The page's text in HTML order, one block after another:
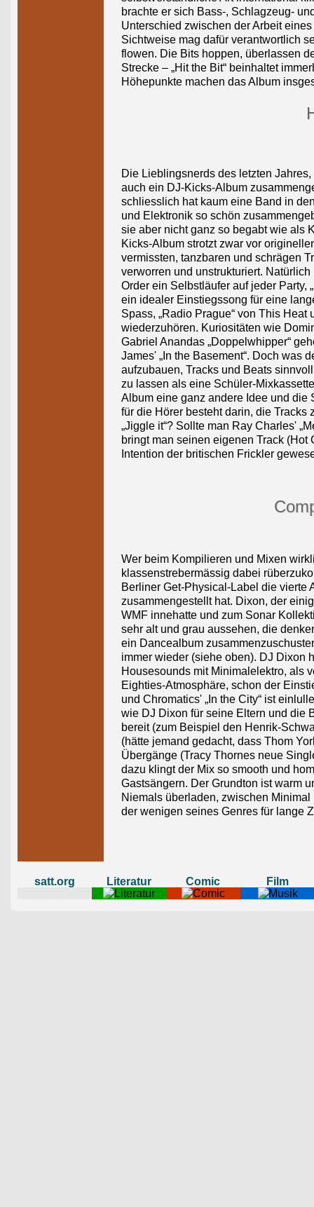
brachte er sich Bass-, Schlagzeug-
Unterschied zwischen der Arbeit
Sichtweise mag dafür verantwortlich
flowen. Die Bits hoppen, überlassen
Strecke – „Hit the Bit“ beinhaltet
Höhepunkte machen das Album
Die Lieblingsnerds des letzten
auch ein DJ-Kicks-Album
schliesslich hat kaum eine Band in
und Elektronik so schön
sie aber nicht ganz so begabt wie als
Kicks-Album strotzt zwar vor
vermissten, tanzbaren und schrägen
verworren und unstrukturiert.
Order ein Selbstläufer auf jeder Party,
ein idealer Einstiegssong für eine
Spass, „Radio Prague“ von This Heat
wiederzuhören. Kuriositäten wie
Gabriel Anandas „Doppelwhipper“
James' „In the Basement“. Doch was
aufzubauen, Tracks und Beats
zu lassen als eine Schüler-
Album eine ganz andere Idee und die
für die Hörer besteht darin, die Tracks
„Jiggle it“? Sollte man Ray Charles'
bringt man seinen eigenen Track (Hot
Intention der britischen Frickler
Wer beim Kompilieren und Mixen
klassenstrebermässig dabei
Berliner Get-Physical-Label die vierte
zusammengestellt hat. Dixon, der
WMF innehatte und zum Sonar
sehr alt und grau aussehen, die
ein Dancealbum
immer wieder (siehe oben). DJ Dixon
Housesounds mit Minimalelektro, als
Eighties-Atmosphäre, schon der
und Chromatics' „In the City“ ist
wie DJ Dixon für seine Eltern und die
bereit (zum Beispiel den Henrik-
(hätte jemand gedacht, dass Thom
Übergänge (Tracy Thornes neue
dazu klingt der Mix so smooth und
Gastsängern. Der Grundton ist warm
Niemals überladen, zwischen
der wenigen seines Genres für lange
satt.org Literatur Comic Film